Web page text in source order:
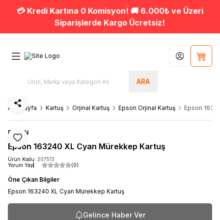
💳 Kredi Kartına 0 Komisyon! 🚚 6.000₺ ve Üzeri
Siparişlerde Kargo Ücretsiz!
ARA
Hesabım
Ana Sayfa Kartuş Orjinal Kartuş Epson Orjinal Kartuş Epson
Favoriye Ekle
Paylaş
EPSON
Epson 163240 XL Cyan Mürekkep Kartuş
Ürün Kodu: 207513
Yorum Yap
(0)
Öne Çıkan Bilgiler
Epson 163240 XL Cyan Mürekkep Kartuş
Gelince Haber Ver